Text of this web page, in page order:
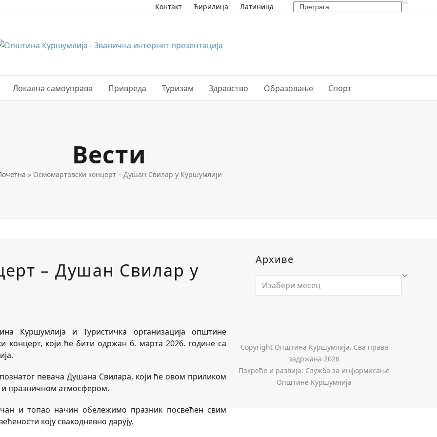
Контакт Ћирилица Латиница Search
Локална самоуправа Привреда Туризам Здравство Образовање Спорт
Вести
» Осмомартовски концерт – Душан Свилар у Куршумлији
– Душан Свилар у
Куршумлија и Туристичка организација општине
концерт, који ће бити одржан 6. марта 2026. године са
певача Душана Свилара, који ће овом приликом
празничном атмосфером.
и топао начин обележимо празник посвећен свим
коју свакодневно дарују.
Архиве
Архиве
Copyright Општина Куршумлија. Сва права
задржана 2026
Покреће и развија: Служба за информисање
Општине Куршумлија